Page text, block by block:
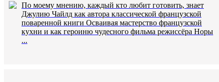
По моему мнению, каждый кто любит готовить, знает
Джулию Чайлд как автора классической французской
поваренной книги Осваивая мастерство французской
кухни и как героиню чудесного фильма режиссёра Норы
...